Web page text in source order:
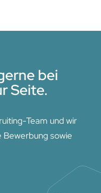
bei
Seite.
Team und wir
Bewerbung sowie